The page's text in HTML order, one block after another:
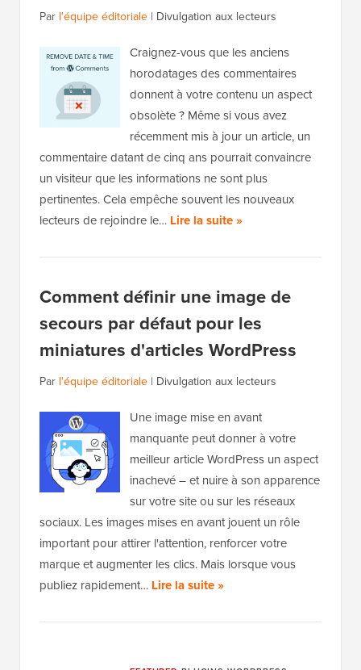
Par l'équipe éditoriale | Divulgation aux lecteurs
Craignez-vous que les anciens
horodatages des commentaires
donnent à votre contenu un aspect
obsolète ? Même si vous avez
récemment mis à jour un article, un
commentaire datant de cinq ans pourrait convaincre
un visiteur que les informations ne sont plus
pertinentes. Cela empêche souvent les nouveaux
lecteurs de rejoindre le… Lire la suite »
Comment définir une image de
secours par défaut pour les
miniatures d'articles WordPress
Par l'équipe éditoriale | Divulgation aux lecteurs
Une image mise en avant
manquante peut donner à votre
meilleur article WordPress un aspect
inachevé – et nuire à son apparence
sur votre site ou sur les réseaux
sociaux. Les images mises en avant jouent un rôle
important pour attirer l'attention, renforcer votre
marque et augmenter les clics. Mais lorsque vous
publiez rapidement… Lire la suite »